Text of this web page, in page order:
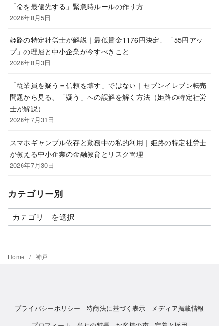
「命を最優先する」緊急時ルールの作り方
2026年8月5日
姫路の特定社労士が解説｜最低賃金1176円決定、「55円アッ
プ」の理屈と中小企業が今すべきこと
2026年8月3日
「従業員を疑う＝信頼を壊す」ではない｜セブンイレブン転売
問題から見る、「疑う」への誤解を解く方法（姫路の特定社労
士が解説）
2026年7月31日
スマホギャンブル依存と勤務中の私的利用｜姫路の特定社労士
が教える中小企業の金融教育とリスク管理
2026年7月30日
カテゴリー別
カ
テ
リ
Home 神戸
プライバシーポリシー 特商法に基づく表示
メディア掲載情報